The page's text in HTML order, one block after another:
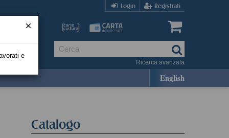
Login Registrati
Ricerca avanzata
English
Catalogo
e